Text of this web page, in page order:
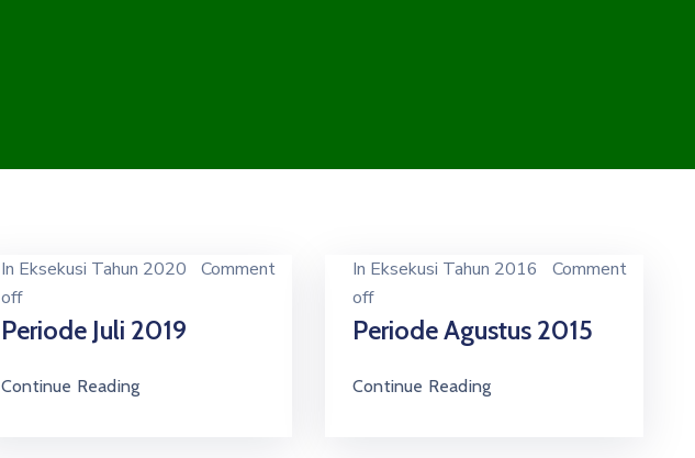
In Eksekusi Tahun 2020
Comment
off
Periode Juli 2019
Continue Reading
In Eksekusi Tahun 2016
Comment
off
Periode Agustus 2015
Continue Reading